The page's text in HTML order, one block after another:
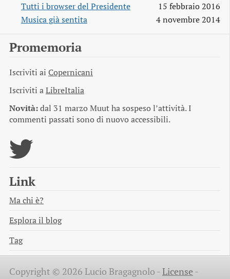
Tutti i browser del Presidente
15 febbraio 2016
Musica già sentita
4 novembre 2014
Promemoria
Iscriviti ai Copernicani
Iscriviti aLibreItalia
Novità:dal 31 marzo Muut ha sospeso l’attività. I
commenti passati sono di nuovo accessibili.
Link
Ma chi è?
Esplora il blog
Tag
Copyright © 2026 Lucio Bragagnolo -License -